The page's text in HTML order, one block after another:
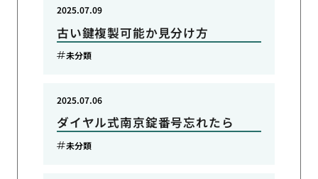
古い鍵複製可能か見分け方
2025.07.09
未分類
ダイヤル式南京錠番号忘れたら
2025.07.06
未分類